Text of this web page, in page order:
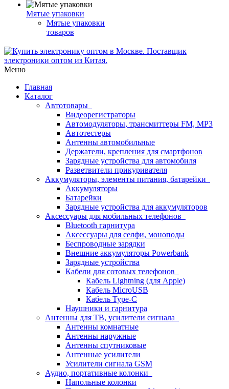
Мятые упаковки
Мятые упаковки
товаров
Меню
Главная
Каталог
Автотовары
Видеорегистраторы
Автомодуляторы, трансмиттеры FM, MP3
Автотестеры
Антенны автомобильные
Держатели, крепления для смартфонов
Зарядные устройства для автомобиля
Разветвители прикуривателя
Аккумуляторы, элементы питания, батарейки
Аккумуляторы
Батарейки
Зарядные устройства для аккумуляторов
Аксессуары для мобильных телефонов
Bluetooth гарнитура
Аксессуары для селфи, моноподы
Беспроводные зарядки
Внешние аккумуляторы Powerbank
Зарядные устройства
Кабели для сотовых телефонов
Кабель Lightning (для Apple)
Кабель MicroUSB
Кабель Type-C
Наушники и гарнитура
Антенны для ТВ, усилители сигнала
Антенны комнатные
Антенны наружные
Антенны спутниковые
Антенные усилители
Усилители сигнала GSM
Аудио, портативные колонки
Напольные колонки